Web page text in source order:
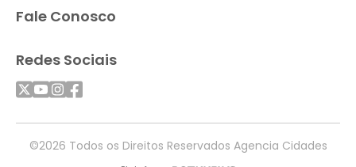
Fale Conosco
Redes Sociais
©2026 Todos os Direitos Reservados Agencia Cidades